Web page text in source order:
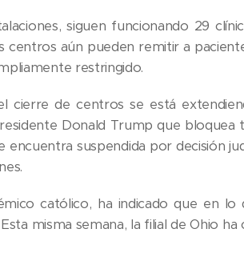
siguen funcionando 29
centros aún pueden remitir a
restringido.
cierre de centros se está
Donald Trump que
suspendida por decisión
católico, ha indicado que en
misma semana, la filial de Ohio